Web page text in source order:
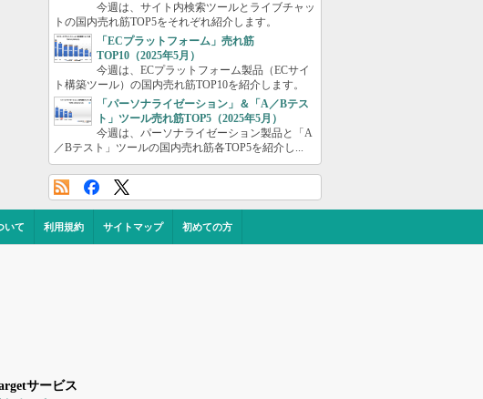
今週は、サイト内検索ツールとライブチャッ
トの国内売れ筋TOP5をそれぞれ紹介します。
「ECプラットフォーム」売れ筋
TOP10（2025年5月）
今週は、ECプラットフォーム製品（ECサイ
ト構築ツール）の国内売れ筋TOP10を紹介します。
「パーソナライゼーション」＆「A／Bテス
ト」ツール売れ筋TOP5（2025年5月）
今週は、パーソナライゼーション製品と「A
／Bテスト」ツールの国内売れ筋各TOP5を紹介し...
いて 利用規約 サイトマップ 初めての方
サービス